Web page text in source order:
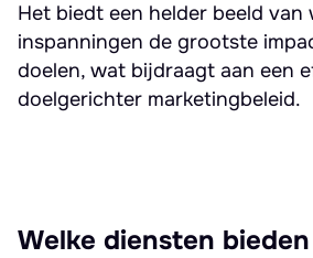
Het biedt een helder beeld van
inspanningen de grootste
doelen, wat bijdraagt aan een
doelgerichter marketingbeleid.
Welke diensten